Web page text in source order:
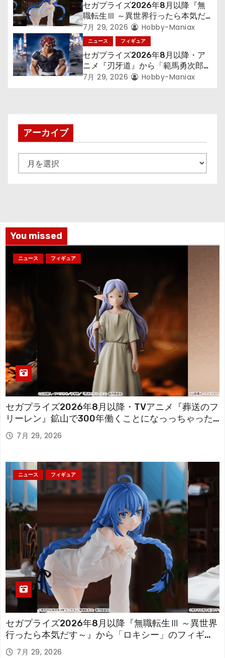
セガプライズ2026年8月以降『無
職転生Ⅲ ～異世界行ったら本気だ
す～』から「ロキシー」のフィギュ
アが登場！
7月 29, 2026 Hobby-Maniax
ニュース フィギュア
セガプライズ2026年8月以降・ア
ニメ『刃牙道』から「範馬勇次郎」
が登場ッッ!!
7月 29, 2026 Hobby-Maniax
アーカイブ
ー
You missed
ニュース フィギュア
セガプライズ2026年8月以降・TVアニメ『葬送のフ
リーレン』鉱山で300年働くことになっっちゃった
「フリーレン」を立体化！
7月 29, 2026
ニュース フィギュア
セガプライズ2026年8月以降『無職転生Ⅲ ～異世界
行ったら本気だす～』から「ロキシー」のフィギュ
アが登場！
7月 29, 2026